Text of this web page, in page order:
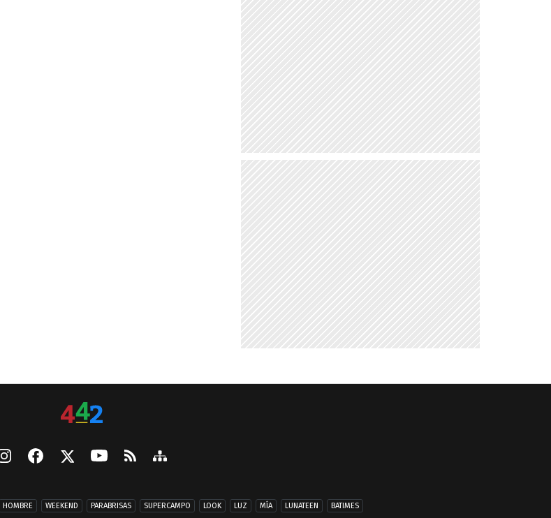
HOMBRE WEEKEND PARABRISAS SUPERCAMPO LOOK LUZ MÍA LUNATEEN BATIMES